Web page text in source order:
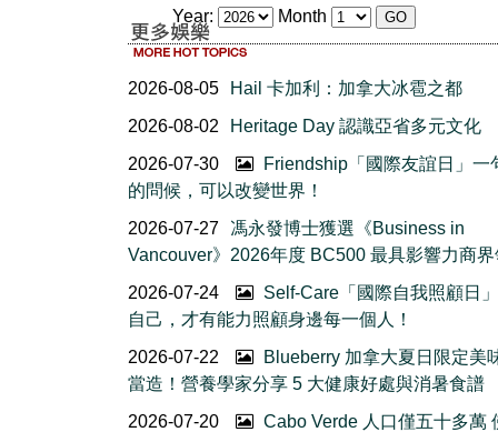
Year: Month
2026-08-05
Hail 卡加利：加拿大冰雹之都
2026-08-02
Heritage Day 認識亞省多元文化
2026-07-30
Friendship「國際友誼日」一
的問候，可以改變世界！
2026-07-27
馮永發博士獲選《Business in
Vancouver》2026年度 BC500 最具影響力商
2026-07-24
Self-Care「國際自我照顧日
自己，才有能力照顧身邊每一個人！
2026-07-22
Blueberry 加拿大夏日限定美
當造！營養學家分享 5 大健康好處與消暑食譜
2026-07-20
Cabo Verde 人口僅五十多萬